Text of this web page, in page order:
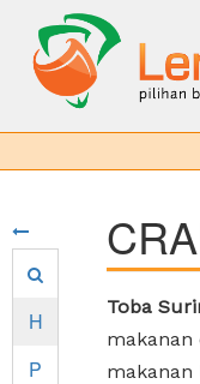
H
P
Toba
makanan